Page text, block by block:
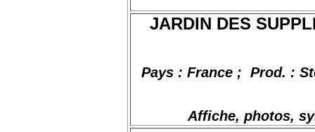
JARDIN DES
Pays : France ; Prod. :
Affiche, photos,